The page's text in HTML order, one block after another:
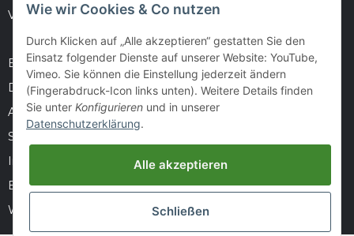
Versandinformationen
Barrierefreiheitserklärung
Datenschutz
AGB
Sitemap
Batteriegesetzhinweise
Widerrufsrecht
Wie wir Cookies & Co nutzen
Durch Klicken auf „Alle akzeptieren“ gestatten Sie den
Einsatz folgender Dienste auf unserer Website: YouTube,
Vimeo. Sie können die Einstellung jederzeit ändern
(Fingerabdruck-Icon links unten). Weitere Details finden
Sie unter Konfigurieren und in unserer
Datenschutzerklärung.
Alle akzeptieren
Schließen